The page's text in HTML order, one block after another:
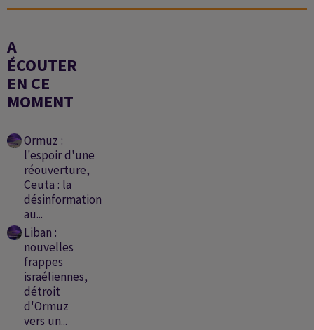
A
ÉCOUTER
EN CE
MOMENT
Ormuz :
l'espoir d'une
réouverture,
Ceuta : la
désinformation
au...
Liban :
nouvelles
frappes
israéliennes,
détroit
d'Ormuz
vers un...